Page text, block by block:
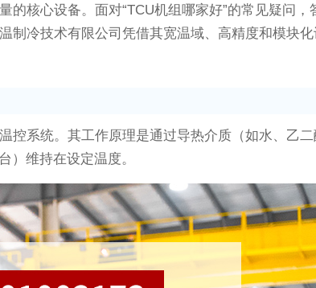
核心设备。面对“TCU机组哪家好”的常见疑问，
制冷技术有限公司凭借其宽温域、高精度和模块
控系统。其工作原理是通过导热介质（如水、乙
）维持在设定温度。